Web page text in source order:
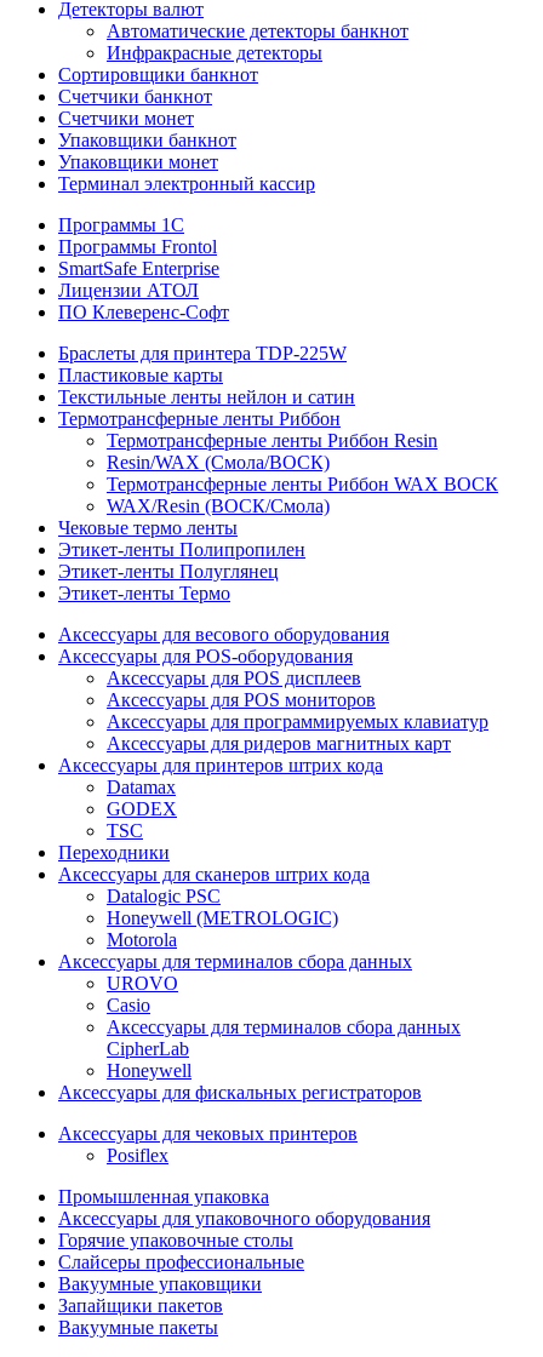
Детекторы валют
Автоматические детекторы банкнот
Инфракрасные детекторы
Сортировщики банкнот
Счетчики банкнот
Счетчики монет
Упаковщики банкнот
Упаковщики монет
Терминал электронный кассир
Программы 1C
Программы Frontol
SmartSafe Enterprise
Лицензии АТОЛ
ПО Клеверенс-Софт
Браслеты для принтера TDP-225W
Пластиковые карты
Текстильные ленты нейлон и сатин
Термотрансферные ленты Риббон
Термотрансферные ленты Риббон Resin
Resin/WAX (Смола/ВОСК)
Термотрансферные ленты Риббон WAX ВОСК
WAX/Resin (ВОСК/Смола)
Чековые термо ленты
Этикет-ленты Полипропилен
Этикет-ленты Полуглянец
Этикет-ленты Термо
Аксессуары для весового оборудования
Аксессуары для POS-оборудования
Аксессуары для POS дисплеев
Аксессуары для POS мониторов
Аксессуары для программируемых клавиатур
Аксессуары для ридеров магнитных карт
Аксессуары для принтеров штрих кода
Datamax
GODEX
TSC
Переходники
Аксессуары для сканеров штрих кода
Datalogic PSC
Honeywell (METROLOGIC)
Motorola
Аксессуары для терминалов сбора данных
UROVO
Casio
Аксессуары для терминалов сбора данных
CipherLab
Honeywell
Аксессуары для фискальных регистраторов
Аксессуары для чековых принтеров
Posiflex
Промышленная упаковка
Аксессуары для упаковочного оборудования
Горячие упаковочные столы
Слайсеры профессиональные
Вакуумные упаковщики
Запайщики пакетов
Вакуумные пакеты